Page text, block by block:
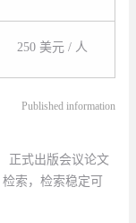
250 美元 / 人
Published information
正式出版会议论文
检索，检索稳定可